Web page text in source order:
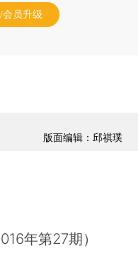
会员升级
版面编辑：邱祺璞
年第27期）